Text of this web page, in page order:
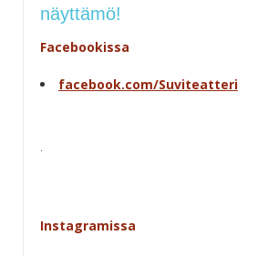
näyttämö!
Facebookissa
facebook.com/Suviteatteri
Instagramissa